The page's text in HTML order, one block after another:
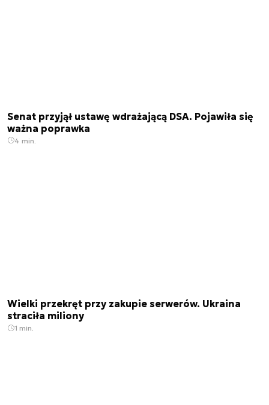
Senat przyjął ustawę wdrażającą DSA. Pojawiła się
ważna poprawka
4 min.
Wielki przekręt przy zakupie serwerów. Ukraina
straciła miliony
1 min.